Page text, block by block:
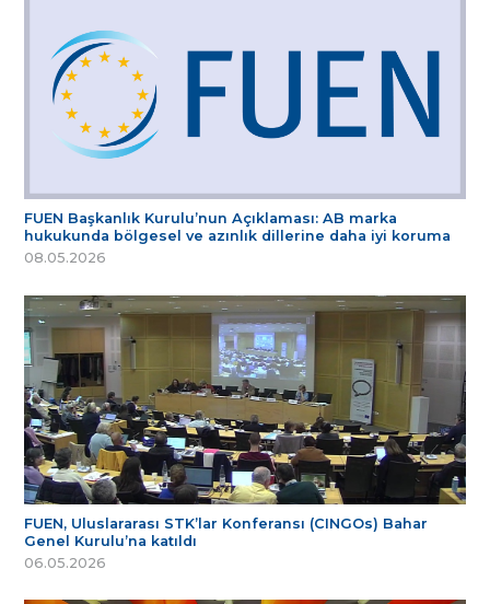
FUEN Başkanlık Kurulu’nun Açıklaması: AB marka
hukukunda bölgesel ve azınlık dillerine daha iyi koruma
08.05.2026
FUEN, Uluslararası STK’lar Konferansı (CINGOs) Bahar
Genel Kurulu’na katıldı
06.05.2026